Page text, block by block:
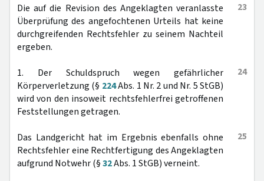
23
Die auf die Revision des Angeklagten veranlasste
Überprüfung des angefochtenen Urteils hat keine
durchgreifenden Rechtsfehler zu seinem Nachteil
ergeben.
24
1. Der Schuldspruch wegen gefährlicher
Körperverletzung (§ 224Abs. 1 Nr. 2 und Nr. 5 StGB)
wird von den insoweit rechtsfehlerfrei getroffenen
Feststellungen getragen.
25
Das Landgericht hat im Ergebnis ebenfalls ohne
Rechtsfehler eine Rechtfertigung des Angeklagten
aufgrund Notwehr (§32Abs. 1 StGB) verneint.